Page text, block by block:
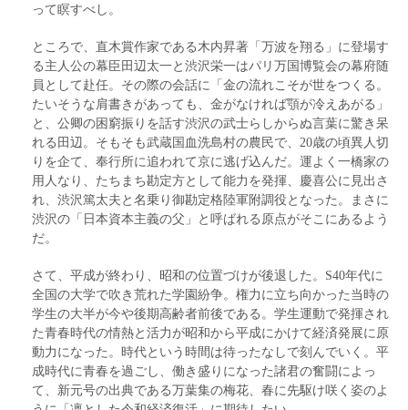
って瞑すべし。
ところで、直木賞作家である木内昇著「万波を翔る」に登場す
る主人公の幕臣田辺太一と渋沢栄一はパリ万国博覧会の幕府随
員として赴任。その際の会話に「金の流れこそが世をつくる。
たいそうな肩書きがあっても、金がなければ顎が冷えあがる」
と、公卿の困窮振りを話す渋沢の武士らしからぬ言葉に驚き呆
れる田辺。そもそも武蔵国血洗島村の農民で、20歳の頃異人切
りを企て、奉行所に追われて京に逃げ込んだ。運よく一橋家の
用人なり、たちまち勘定方として能力を発揮、慶喜公に見出さ
れ、渋沢篤太夫と名乗り御勘定格陸軍附調役となった。まさに
渋沢の「日本資本主義の父」と呼ばれる原点がそこにあるよう
だ。
さて、平成が終わり、昭和の位置づけが後退した。S40年代に
全国の大学で吹き荒れた学園紛争。権力に立ち向かった当時の
学生の大半が今や後期高齢者前後である。学生運動で発揮され
た青春時代の情熱と活力が昭和から平成にかけて経済発展に原
動力になった。時代という時間は待ったなしで刻んでいく。平
成時代に青春を過ごし、働き盛りになった諸君の奮闘によっ
て、新元号の出典である万葉集の梅花、春に先駆け咲く姿のよ